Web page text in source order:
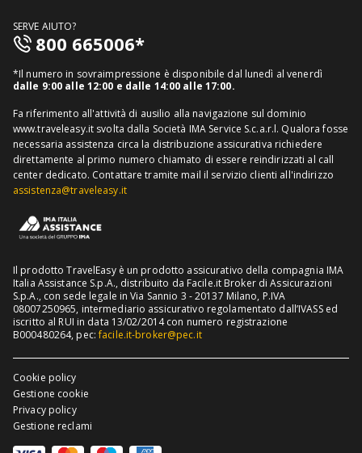
FAQ
Mappa del sito
Informativa distributore
Assicurazione viaggio annuale
Assicurazione medico sanitaria
Assicurazione viaggio USA
Assicurazione viaggio Thailandia
Assicurazione viaggio Cuba
SERVE AIUTO?
800 665006*
*Il numero in sovraimpressione è disponibile dal lunedì al venerdì
dalle 9:00 alle 12:00 e dalle 14:00 alle 17:00.
Fa riferimento all'attività di ausilio alla navigazione sul dominio
www.traveleasy.it svolta dalla Società IMA Service S.c.a.r.l. Qualora fosse
necessaria assistenza circa la distribuzione assicurativa richiedere
direttamente al primo numero chiamato di essere reindirizzati al call
center dedicato. Contattare tramite mail il servizio clienti all'indirizzo
assistenza@traveleasy.it
Il prodotto TravelEasy è un prodotto assicurativo della compagnia IMA
Italia Assistance S.p.A., distribuito da Facile.it Broker di Assicurazioni
S.p.A., con sede legale in Via Sannio 3 - 20137 Milano, P.IVA
08007250965, intermediario assicurativo regolamentato dall’IVASS ed
iscritto al RUI in data 13/02/2014 con numero registrazione
B000480264, pec:facile.it-broker@pec.it
Cookie policy
Gestione cookie
Privacy policy
Gestione reclami